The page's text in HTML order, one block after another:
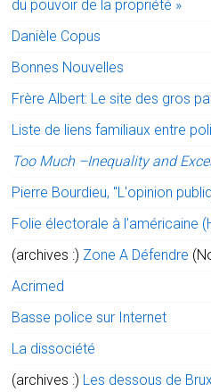
du pouvoir de la propriété »
Danièle Copus
Bonnes Nouvelles
Frère Albert: Le site des gros
Liste de liens familiaux entre
Too Much –Inequality and
Pierre Bourdieu, "L'opinion
Folie électorale à l’américaine
(archives :) Zone A Défendre
Acrimed
Basse police sur Internet
La dissociété
(archives :) Les dessous de